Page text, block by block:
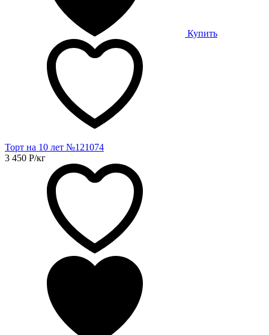
Купить
Торт на 10 лет №121074
3 450 Р/кг